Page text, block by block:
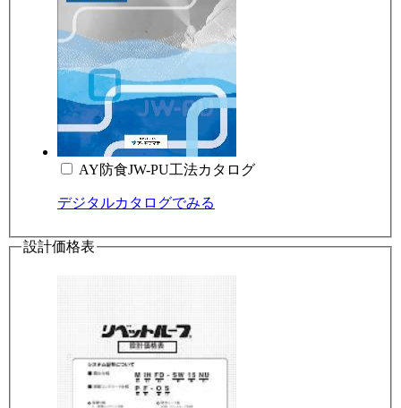
AY防食JW-PU工法カタログ
デジタルカタログでみる
設計価格表